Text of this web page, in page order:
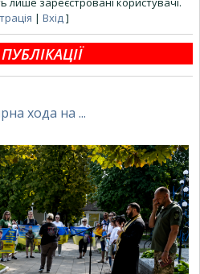
| Вхід ]
хода на ...